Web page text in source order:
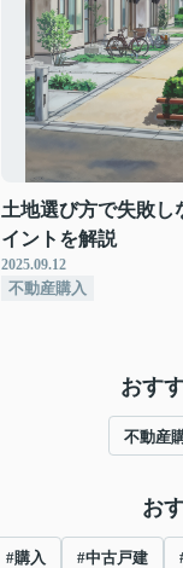
土地選び方で失敗し
イントを解説
2025.09.12
不動産購入
おす
不動産
お
#購入 #中古戸建